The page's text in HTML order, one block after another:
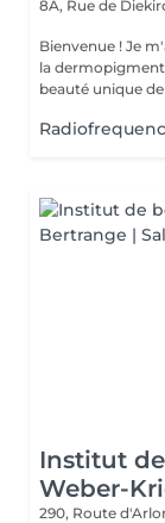
8A, Rue de
Bienvenue ! Je m'appelle Marina. Passionnée par l'esthétique et
la
beauté unique
Institut
Weber-
290, Route